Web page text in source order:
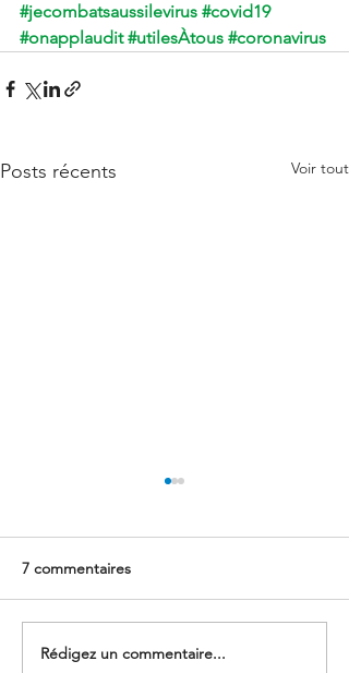
#jecombatsaussilevirus #covid19
#onapplaudit #utilesÀtous #coronavirus
Posts récents Voir tout
Nettoyage de verrière en
7 commentaires
Rédigez un commentaire...